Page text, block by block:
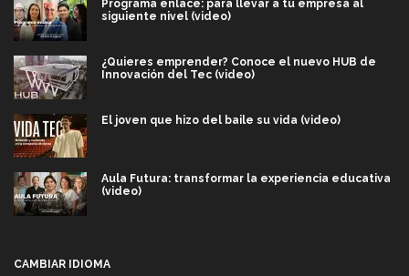
Programa enlace: para llevar a tu empresa al
siguiente nivel (video)
¿Quieres emprender? Conoce el nuevo HUB de
Innovación del Tec (video)
El joven que hizo del baile su vida (video)
Aula Futura: transformar la experiencia educativa
(video)
CAMBIAR IDIOMA